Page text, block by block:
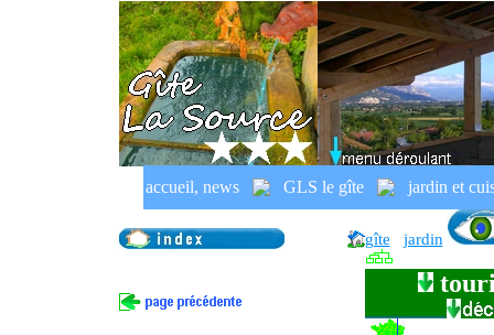
accueil, news GLS le gîte jardin et
depuis La
La Vouise,
gîte jardin